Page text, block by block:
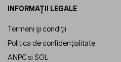
INFORMAȚII LEGALE
Termeni și condiții
Politica de confidențialitate
ANPC si SOL